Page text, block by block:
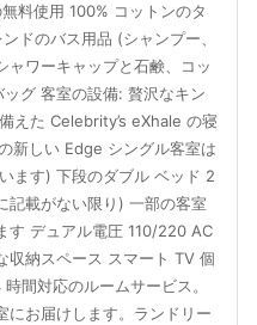
料使用 100% コットンのタ
ドのバス用品 (シャンプー、
ャワーキャップと石鹸、コッ
グ 客室の設備: 贅沢なキン
えた Celebrity’s eXhale の寝
新しい Edge シングル客室は
ます) 下段のダブル ベッド 2
記載がない限り) 一部の客室
す デュアル電圧 110/220 AC
収納スペース スマート TV 個
間対応のルームサービス。
にお届けします。ランドリー